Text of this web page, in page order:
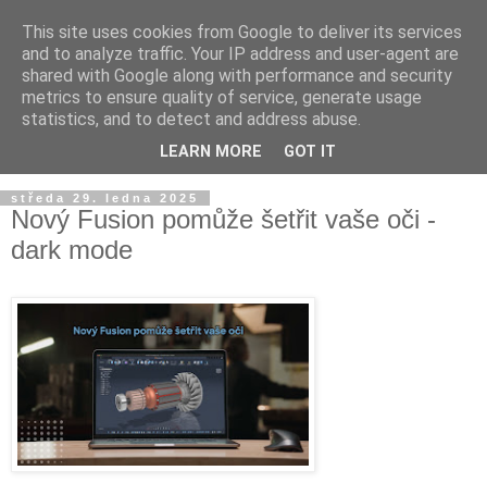
středa 29. ledna 2025
Nový Fusion pomůže šetřit vaše oči -
dark mode
This site uses cookies from Google to deliver its services
and to analyze traffic. Your IP address and user-agent are
shared with Google along with performance and security
metrics to ensure quality of service, generate usage
statistics, and to detect and address abuse.
LEARN MORE GOT IT